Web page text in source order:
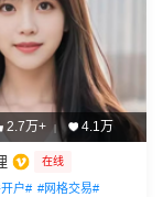
2.7万+ | 4.1万
在线
户# #网格交易#